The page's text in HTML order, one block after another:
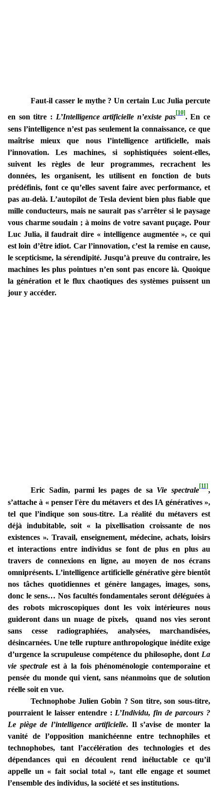
Faut-il casser le mythe ? Un certain Luc Julia percute
en son titre : L’Intelligence artificielle n’existe pas[10]. En ce
sens l’intelligence n’est pas seulement la connaissance, ce que
maîtrise mieux que nous l’intelligence artificielle, mais
l’innovation. Les machines, si sophistiquées soient-elles,
suivent les règles de leur programmes, recrachent les
données, les organisent, les utilisent en fonction de buts
prédéfinis, font ce qu’elles savent faire avec performance, et
pas au-delà. L’autopilot de Tesla devient bien plus fiable que
mille conducteurs, mais ne saurait pas s’arrêter si le paysage
vous charme soudain ; à moins de votre savant puçage. Pour
Luc Julia, il faudrait dire « intelligence augmentée », ce qui
est loin d’être idiot. Car l’innovation, c’est la remise en cause,
le scepticisme, la sérendipité. Jusqu’à preuve du contraire, les
machines les plus pointues n’en sont pas encore là. Quoique
la génération et le flux chaotiques des systèmes puissent un
jour y accéder.
Eric Sadin, parmi les pages de sa Vie spectrale[11],
s’attache à « penser l'ère du métavers et des IA génératives »,
tel que l’indique son sous-titre. La réalité du métavers est
déjà indubitable, soit « lapixellisation croissante de nos
existences ».Travail, enseignement, médecine, achats, loisirs
et interactions entre individus se font de plus en plus au
travers de connexions en ligne, au moyen de nos écrans
omniprésents. L’intelligence artificielle générative gère bientôt
nos tâches quotidiennes et génère langages, images, sons,
donc le sens… Nos facultés fondamentales seront déléguées à
des robots microscopiques dont les voix intérieures nous
guideront dans un nuage de pixels, quand nos vies seront
sans cesse radiographiées, analysées, marchandisées,
désincarnées. Une telle rupture anthropologique inédite exige
d’urgence la scrupuleuse compétence du philosophe, dont La
vie spectrale est à la fois phénoménologie contemporaine et
pensée du monde qui vient, sans néanmoins que de solution
réelle soit en vue.
Technophobe Julien Gobin ? Son titre, son sous-titre,
pourraient le laisser entendre : L’Individu, fin de parcours ?
Le piège de l’intelligence artificielle. Il s’avise de monter la
vanité de l’opposition manichéenne entre technophiles et
technophobes, tant l’accélération des technologies et des
dépendances qui en découlent rend inéluctable ce qu’il
appelle un « fait social total », tant elle engage et soumet
l’ensemble des individus, la société et ses institutions.